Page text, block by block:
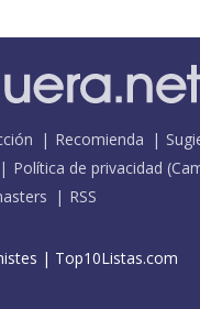
Recomienda
Política de privacidad (
RSS
| Top10Listas.com